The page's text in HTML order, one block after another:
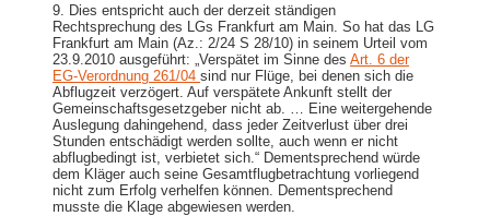
9. Dies entspricht auch der derzeit ständigen
Rechtsprechung des LGs Frankfurt am Main. So hat das LG
Frankfurt am Main (Az.: 2/24 S 28/10) in seinem Urteil vom
23.9.2010 ausgeführt: „Verspätet im Sinne des Art. 6 der
EG-Verordnung 261/04 sind nur Flüge, bei denen sich die
Abflugzeit verzögert. Auf verspätete Ankunft stellt der
Gemeinschaftsgesetzgeber nicht ab. … Eine weitergehende
Auslegung dahingehend, dass jeder Zeitverlust über drei
Stunden entschädigt werden sollte, auch wenn er nicht
abflugbedingt ist, verbietet sich.“ Dementsprechend würde
dem Kläger auch seine Gesamtflugbetrachtung vorliegend
nicht zum Erfolg verhelfen können. Dementsprechend
musste die Klage abgewiesen werden.